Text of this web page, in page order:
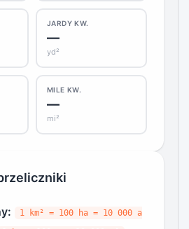
JARDY KW.
—
yd²
MILE KW.
—
mi²
1 km² = 100 ha = 10 000 a